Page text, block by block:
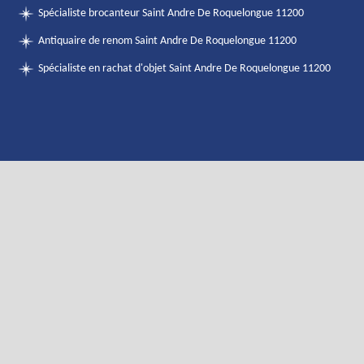
Spécialiste brocanteur Saint Andre De Roquelongue 11200
Antiquaire de renom Saint Andre De Roquelongue 11200
Spécialiste en rachat d'objet Saint Andre De Roquelongue 11200